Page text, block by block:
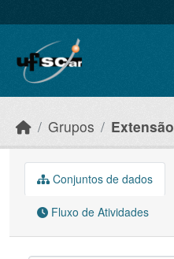
Grupos Extensão
Conjuntos de dados
Fluxo de Atividades